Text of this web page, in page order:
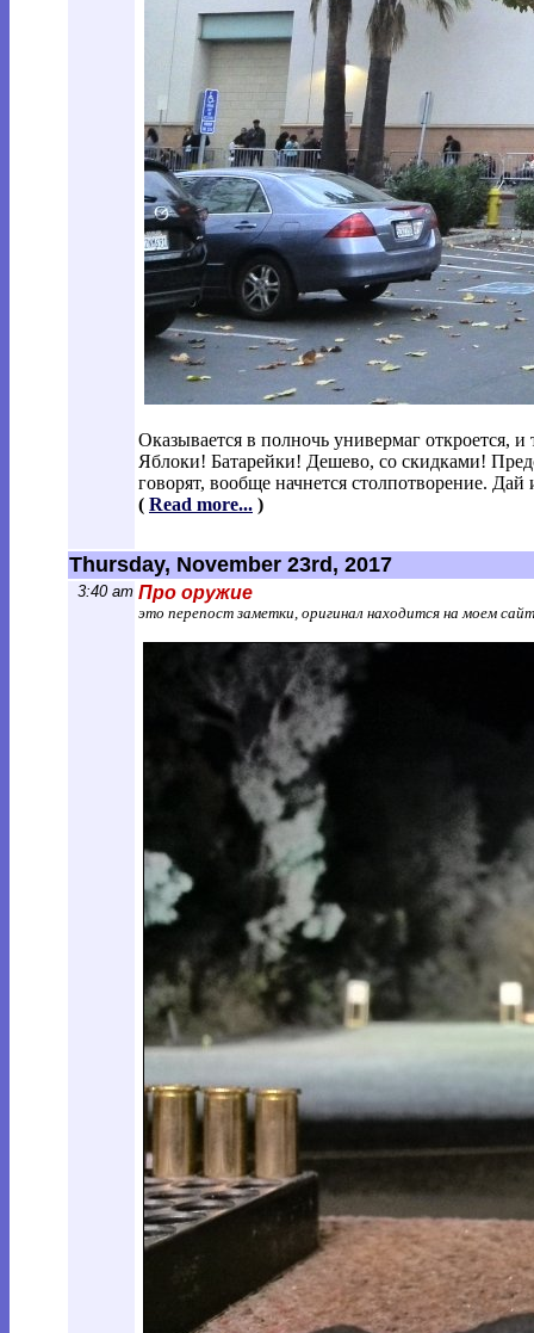
Оказывается в полночь универмаг
Яблоки! Батарейки! Дешево, со скидками!
говорят, вообще начнется столпотворение.
( Read more... )
Thursday, November 23rd, 2017
3:40 am Про оружие
это перепост заметки, оригинал находится на моем